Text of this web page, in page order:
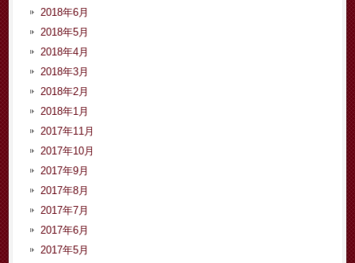
2018年6月
2018年5月
2018年4月
2018年3月
2018年2月
2018年1月
2017年11月
2017年10月
2017年9月
2017年8月
2017年7月
2017年6月
2017年5月